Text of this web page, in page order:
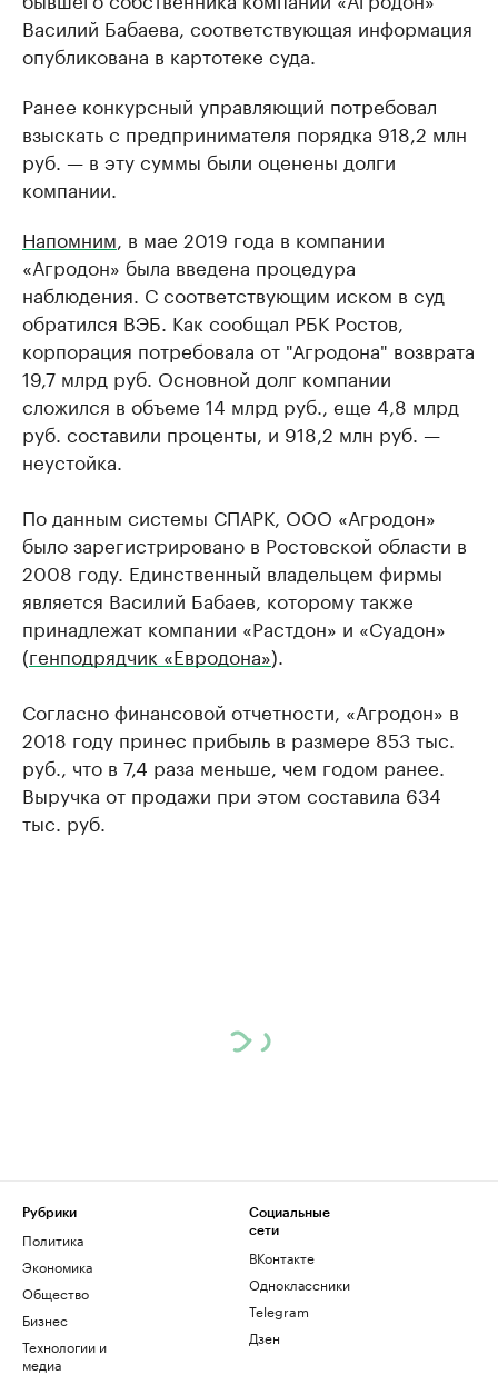
Василий Бабаева, соответствующая информация
опубликована в картотеке суда.
Ранее конкурсный управляющий потребовал
взыскать с предпринимателя порядка 918,2 млн
руб. — в эту суммы были оценены долги
компании.
Напомним , в мае 2019 года в компании
«Агродон» была введена процедура
наблюдения. С соответствующим иском в суд
обратился ВЭБ. Как сообщал РБК Ростов,
корпорация потребовала от "Агродона" возврата
19,7 млрд руб. Основной долг компании
сложился в объеме 14 млрд руб., еще 4,8 млрд
руб. составили проценты, и 918,2 млн руб. —
неустойка.
По данным системы СПАРК, ООО «Агродон»
было зарегистрировано в Ростовской области в
2008 году. Единственный владельцем фирмы
является Василий Бабаев, которому также
принадлежат компании «Растдон» и «Суадон»
(генподрядчик «Евродона»).
Согласно финансовой отчетности, «Агродон» в
2018 году принес прибыль в размере 853 тыс.
руб., что в 7,4 раза меньше, чем годом ранее.
Выручка от продажи при этом составила 634
тыс. руб.
Рубрики
Политика
Экономика
Общество
Бизнес
Технологии и
медиа
Социальные
сети
ВКонтакте
Одноклассники
Telegram
Дзен